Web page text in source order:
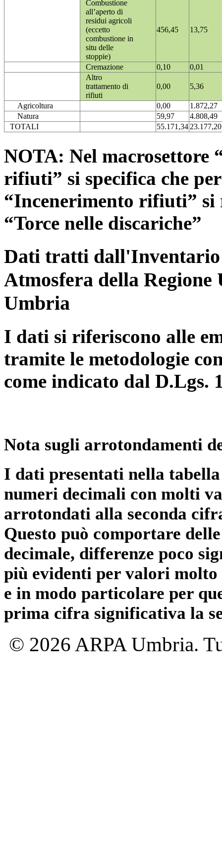
Combustione
all’aperto di
residui agricoli
(eccetto
combustione in
situ delle
stoppie)
456,45 13,75
Cremazione 0,10
0,01
Altro
trattamento di
rifiuti
0,00 5,36
Agricoltura 0,00
1.872,27
Natura
59,97
4.808,49
TOTALI
55.171,3423.177,20
NOTA: Nel macrosettore
rifiuti” si specifica che
“Incenerimento rifiuti”
“Torce nelle discariche”
Dati tratti dall'Inventario
Atmosfera della
Umbria
I dati si riferiscono alle
tramite le metodologie
come indicato dal D.Lgs.
Nota sugli arrotondamenti
I dati presentati nella
numeri decimali con molti
arrotondati alla seconda
Questo può comportare
decimale, differenze poco
più evidenti per valori
e in modo particolare per
prima cifra significativa la
© 2026 ARPA Umbria.